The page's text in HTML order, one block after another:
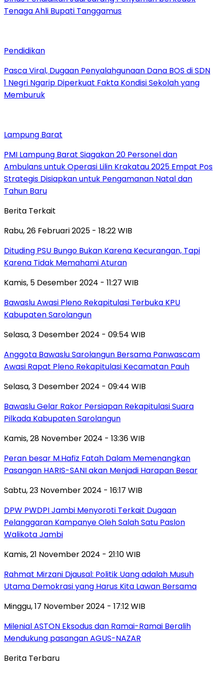
Tenaga Ahli Bupati Tanggamus
Pendidikan
Pasca Viral, Dugaan Penyalahgunaan Dana BOS di SDN
1 Negri Ngarip Diperkuat Fakta Kondisi Sekolah yang
Memburuk
Lampung Barat
PMI Lampung Barat Siagakan 20 Personel dan
Ambulans untuk Operasi Lilin Krakatau 2025 Empat Pos
Strategis Disiapkan untuk Pengamanan Natal dan
Tahun Baru
Berita Terkait
Rabu, 26 Februari 2025 - 18:22 WIB
Dituding PSU Bungo Bukan Karena Kecurangan, Tapi
Karena Tidak Memahami Aturan
Kamis, 5 Desember 2024 - 11:27 WIB
Bawaslu Awasi Pleno Rekapitulasi Terbuka KPU
Kabupaten Sarolangun
Selasa, 3 Desember 2024 - 09:54 WIB
Anggota Bawaslu Sarolangun Bersama Panwascam
Awasi Rapat Pleno Rekapitulasi Kecamatan Pauh
Selasa, 3 Desember 2024 - 09:44 WIB
Bawaslu Gelar Rakor Persiapan Rekapitulasi Suara
Pilkada Kabupaten Sarolangun
Kamis, 28 November 2024 - 13:36 WIB
Peran besar M.Hafiz Fatah Dalam Memenangkan
Pasangan HARIS-SANI akan Menjadi Harapan Besar
Sabtu, 23 November 2024 - 16:17 WIB
DPW PWDPI Jambi Menyoroti Terkait Dugaan
Pelanggaran Kampanye Oleh Salah Satu Paslon
Walikota Jambi
Kamis, 21 November 2024 - 21:10 WIB
Rahmat Mirzani Djausal: Politik Uang adalah Musuh
Utama Demokrasi yang Harus Kita Lawan Bersama
Minggu, 17 November 2024 - 17:12 WIB
Milenial ASTON Eksodus dan Ramai-Ramai Beralih
Mendukung pasangan AGUS-NAZAR
Berita Terbaru